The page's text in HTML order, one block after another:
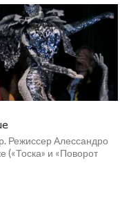
Режиссер Алессандро
и «Поворот